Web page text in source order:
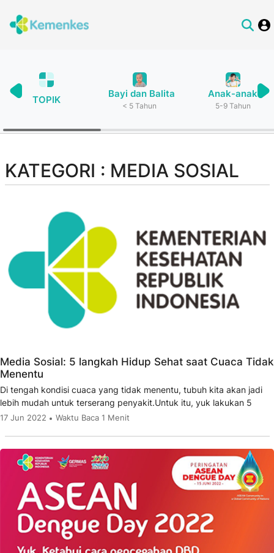
TOPIK
Bayi dan Balita
< 5 Tahun
Anak-anak
5-9 Tahun
KATEGORI : MEDIA SOSIAL
Media Sosial: 5 langkah Hidup Sehat saat Cuaca Tidak
Menentu
Di tengah kondisi cuaca yang tidak menentu, tubuh kita akan jadi
lebih mudah untuk terserang penyakit.Untuk itu, yuk lakukan 5
17 Jun 2022 Waktu Baca 1 Menit